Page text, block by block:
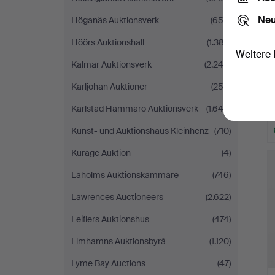
Höganäs Auktionsverk
(656)
Höörs Auktionshall
(1.382)
Kalmar Auktionsverk
(2.246)
Karljohan Auktioner
(256)
Karlstad Hammarö Auktionsverk
(1.640)
Kunst- und Auktionshaus Kleinhenz (710)
Kurage Auktion
(4)
Laholms Auktionskammare
(746)
Lawrences Auctioneers
(2.622)
Leiflers Auktionshus
(474)
Limhamns Auktionsbyrå
(1.120)
Lyme Bay Auctions
(47)
Weitere